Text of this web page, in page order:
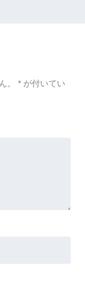
。 * が付いてい